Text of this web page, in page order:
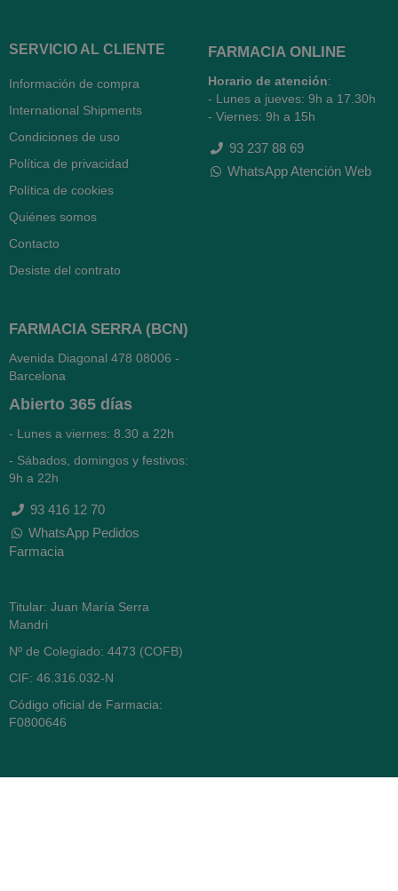
SERVICIO AL CLIENTE
Información de compra
International Shipments
Condiciones de uso
Política de privacidad
Política de cookies
Quiénes somos
Contacto
Desiste del contrato
FARMACIA ONLINE
Horario de atención:
- Lunes a jueves: 9h a 17.30h
- Viernes: 9h a 15h
93 237 88 69
WhatsApp Atención Web
FARMACIA SERRA (BCN)
Avenida Diagonal 478 08006 -
Barcelona
Abierto 365 días
- Lunes a viernes: 8.30 a 22h
- Sábados, domingos y festivos:
9h a 22h
93 416 12 70
WhatsApp Pedidos
Farmacia
Titular: Juan María Serra
Mandri
Nº de Colegiado: 4473 (COFB)
CIF: 46.316.032-N
Código oficial de Farmacia:
F0800646